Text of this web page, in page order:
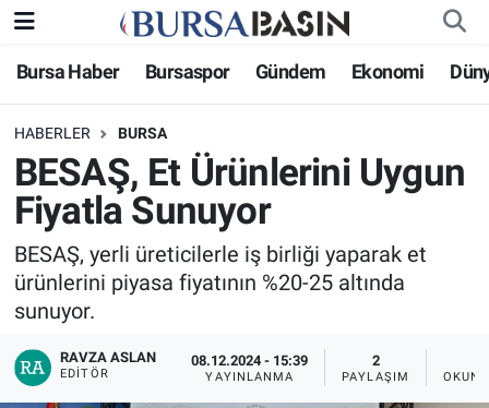
Bursa Haber Bursaspor Gündem Ekonomi
HABERLER BURSA
BESAŞ, Et Ürünlerini Uygun
Fiyatla Sunuyor
BESAŞ, yerli üreticilerle iş birliği yaparak et
ürünlerini piyasa fiyatının %20-25 altında
sunuyor.
RAVZA ASLAN
EDITÖR
08.12.2024 - 15:39
YAYINLANMA
2
PAYLAŞIM
Bursa Haber
Genel
Politika
Bilim, Teknoloji
KÜLTÜR-SANAT
Yerel
Bursa Nöbetçi Eczaneler
Bursa Hava Durumu
Bursa Namaz Vakitleri
Bursa Trafik Yoğunluk Haritası
Süper Lig Puan Durumu ve Fikstür
Tüm Manşetler